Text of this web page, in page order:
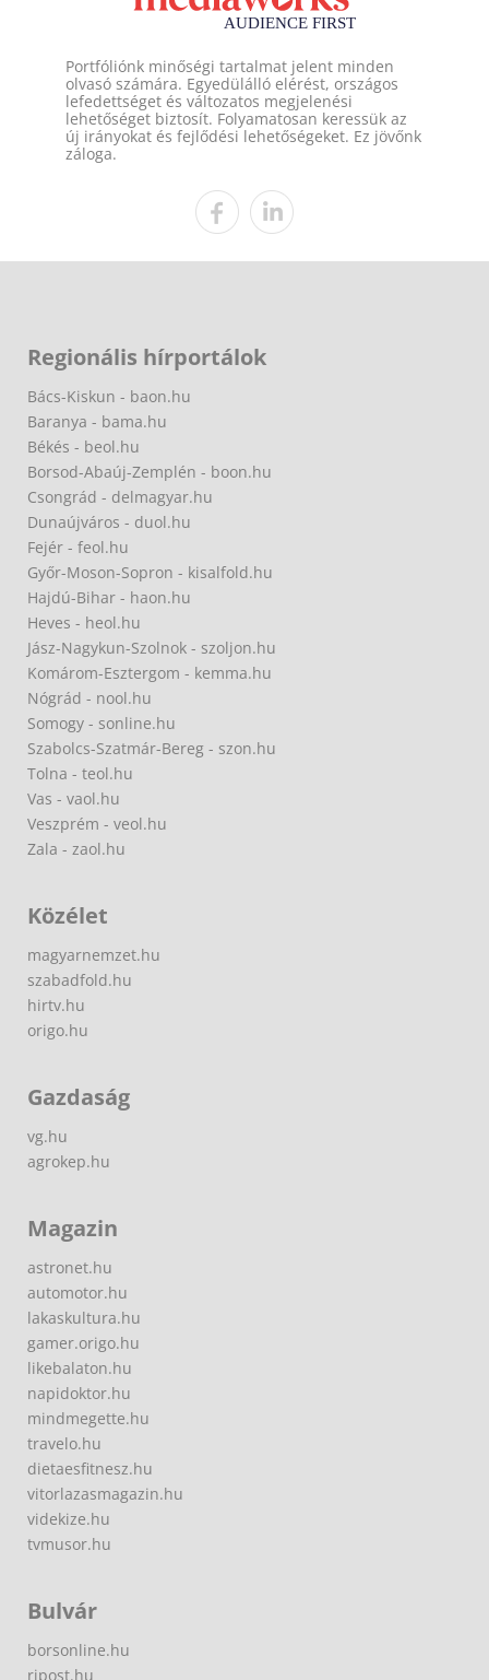
Portfóliónk minőségi tartalmat jelent minden
olvasó számára. Egyedülálló elérést, országos
lefedettséget és változatos megjelenési
lehetőséget biztosít. Folyamatosan keressük az
új irányokat és fejlődési lehetőségeket. Ez jövőnk
záloga.
Regionális hírportálok
Bács-Kiskun - baon.hu
Baranya - bama.hu
Békés - beol.hu
Borsod-Abaúj-Zemplén - boon.hu
Csongrád - delmagyar.hu
Dunaújváros - duol.hu
Fejér - feol.hu
Győr-Moson-Sopron - kisalfold.hu
Hajdú-Bihar - haon.hu
Heves - heol.hu
Jász-Nagykun-Szolnok - szoljon.hu
Komárom-Esztergom - kemma.hu
Nógrád - nool.hu
Somogy - sonline.hu
Szabolcs-Szatmár-Bereg - szon.hu
Tolna - teol.hu
Vas - vaol.hu
Veszprém - veol.hu
Zala - zaol.hu
Közélet
magyarnemzet.hu
szabadfold.hu
hirtv.hu
origo.hu
Gazdaság
vg.hu
agrokep.hu
Magazin
astronet.hu
automotor.hu
lakaskultura.hu
gamer.origo.hu
likebalaton.hu
napidoktor.hu
mindmegette.hu
travelo.hu
dietaesfitnesz.hu
vitorlazasmagazin.hu
videkize.hu
tvmusor.hu
Bulvár
borsonline.hu
ripost.hu